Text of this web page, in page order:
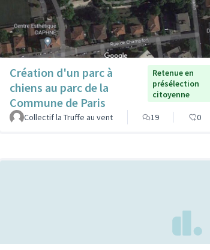
Création d'un parc à
chiens au parc de la
Commune de Paris
Retenue en
présélection
citoyenne
Collectif la Truffe au vent 19 0